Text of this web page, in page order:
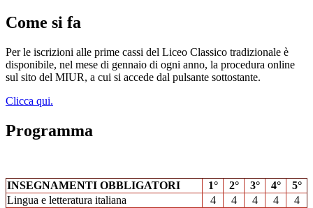
Come si fa
Per le iscrizioni alle prime cassi del Liceo Classico tradizionale è
disponibile, nel mese di gennaio di ogni anno, la procedura online
sul sito del MIUR, a cui si accede dal pulsante sottostante.
Clicca qui.
Programma
INSEGNAMENTI OBBLIGATORI 1° 2° 3° 4°
5°
Lingua e letteratura italiana
4 4 4 4
4